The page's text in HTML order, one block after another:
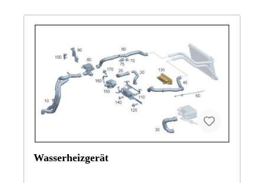
Wasserheizgerät